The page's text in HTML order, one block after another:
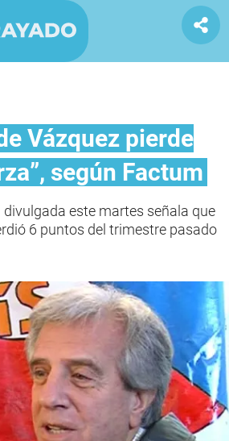
Vázquez pierde
según Factum
este martes señala que
6 puntos del trimestre pasado